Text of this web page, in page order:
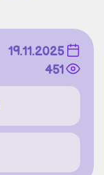
19.11.2025
451